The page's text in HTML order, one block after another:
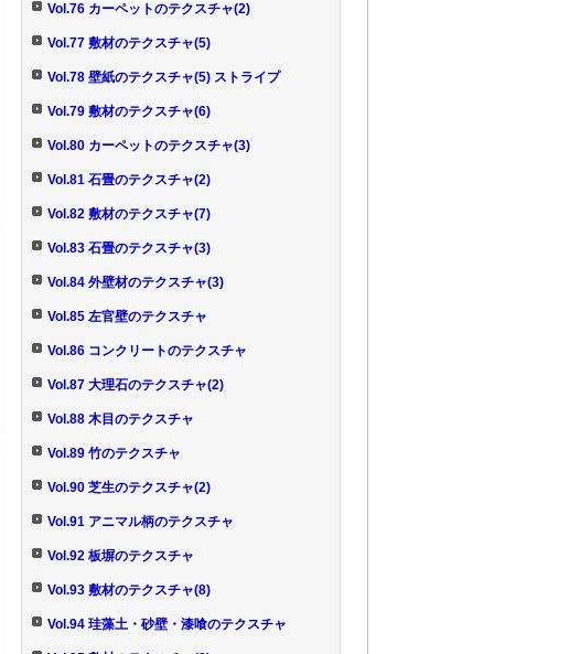
Vol.76 カーペットのテクスチャ(2)
Vol.77 敷材のテクスチャ(5)
Vol.78 壁紙のテクスチャ(5) ストライプ
Vol.79 敷材のテクスチャ(6)
Vol.80 カーペットのテクスチャ(3)
Vol.81 石畳のテクスチャ(2)
Vol.82 敷材のテクスチャ(7)
Vol.83 石畳のテクスチャ(3)
Vol.84 外壁材のテクスチャ(3)
Vol.85 左官壁のテクスチャ
Vol.86 コンクリートのテクスチャ
Vol.87 大理石のテクスチャ(2)
Vol.88 木目のテクスチャ
Vol.89 竹のテクスチャ
Vol.90 芝生のテクスチャ(2)
Vol.91 アニマル柄のテクスチャ
Vol.92 板塀のテクスチャ
Vol.93 敷材のテクスチャ(8)
Vol.94 珪藻土・砂壁・漆喰のテクスチャ